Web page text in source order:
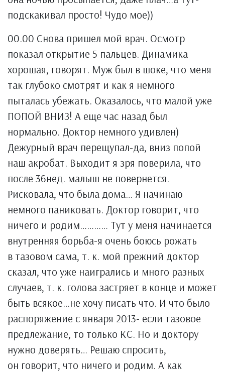
подскакивал просто! Чудо мое))
00.00 Снова пришел мой врач. Осмотр
показал открытие 5 пальцев. Динамика
хорошая, говорят. Муж был в шоке, что меня
так глубоко смотрят и как я немного
пыталась убежать. Оказалось, что малой уже
ПОПОЙ ВНИЗ! А еще час назад был
нормально. Доктор немного удивлен)
Дежурный врач перещупал-да, вниз попой
наш акробат. Выходит я зря поверила, что
после 36нед. малыш не повернется.
Рисковала, что была дома… Я начинаю
немного паниковать. Доктор говорит, что
ничего и родим………… Тут у меня начинается
внутренняя борьба-я очень боюсь рожать
в тазовом сама, т. к. мой прежний доктор
сказал, что уже наигрались и много разных
случаев, т. к. голова застряет в конце и может
быть всякое…не хочу писать что. И что было
распоряжение с января 2013- если тазовое
предлежание, то только КС. Но и доктору
нужно доверять… Решаю спросить,
он говорит, что ничего и родим. А как